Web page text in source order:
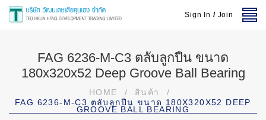
Sign In / Join
FAG 6236-M-C3 ตลับลูกปืน ขนาด
180x320x52 Deep Groove Ball Bearing
HOME / สินค้า
/
FAG 6236-M-C3 ตลับลูกปืน ขนาด 180X320X52 DEEP
GROOVE BALL BEARING